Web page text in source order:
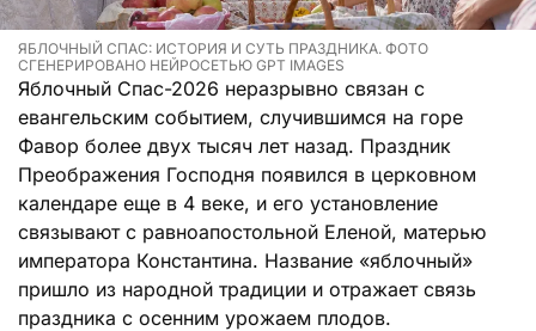
ЯБЛОЧНЫЙ СПАС: ИСТОРИЯ И СУТЬ ПРАЗДНИКА. ФОТО
СГЕНЕРИРОВАНО НЕЙРОСЕТЬЮ GPT IMAGES
Яблочный Спас-2026 неразрывно связан с
евангельским событием, случившимся на горе
Фавор более двух тысяч лет назад. Праздник
Преображения Господня появился в церковном
календаре еще в 4 веке, и его установление
связывают с равноапостольной Еленой, матерью
императора Константина. Название «яблочный»
пришло из народной традиции и отражает связь
праздника с осенним урожаем плодов.